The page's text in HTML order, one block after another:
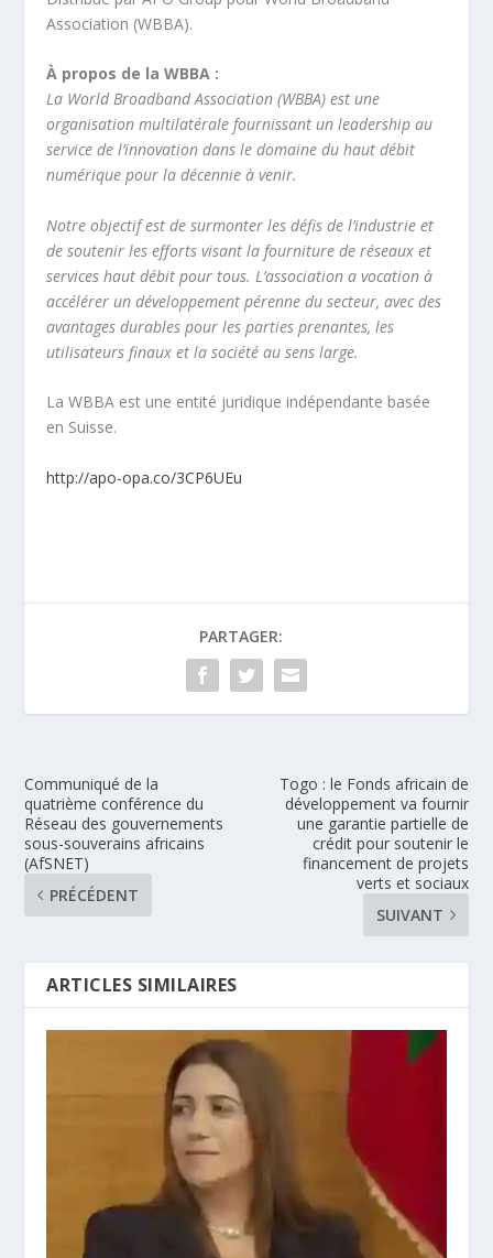
Association (WBBA).
À propos de la WBBA :
La World Broadband Association (WBBA) est une
organisation multilatérale fournissant un leadership au
service de l’innovation dans le domaine du haut débit
numérique pour la décennie à venir.
Notre objectif est de surmonter les défis de l’industrie et
de soutenir les efforts visant la fourniture de réseaux et
services haut débit pour tous. L’association a vocation à
accélérer un développement pérenne du secteur, avec des
avantages durables pour les parties prenantes, les
utilisateurs finaux et la société au sens large.
La WBBA est une entité juridique indépendante basée
en Suisse.
http://apo-opa.co/3CP6UEu
PARTAGER:
Communiqué de la
quatrième conférence du
Réseau des gouvernements
sous-souverains africains
(AfSNET)
PRÉCÉDENT
Togo : le Fonds africain de
développement va fournir
une garantie partielle de
crédit pour soutenir le
financement de projets
verts et sociaux
SUIVANT
ARTICLES SIMILAIRES